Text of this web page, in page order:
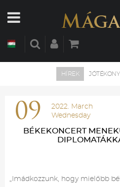
HÍREK
09
2022. March
Wednesday
BÉKEKONCERT
„Imádkozzunk, hogy mielőbb